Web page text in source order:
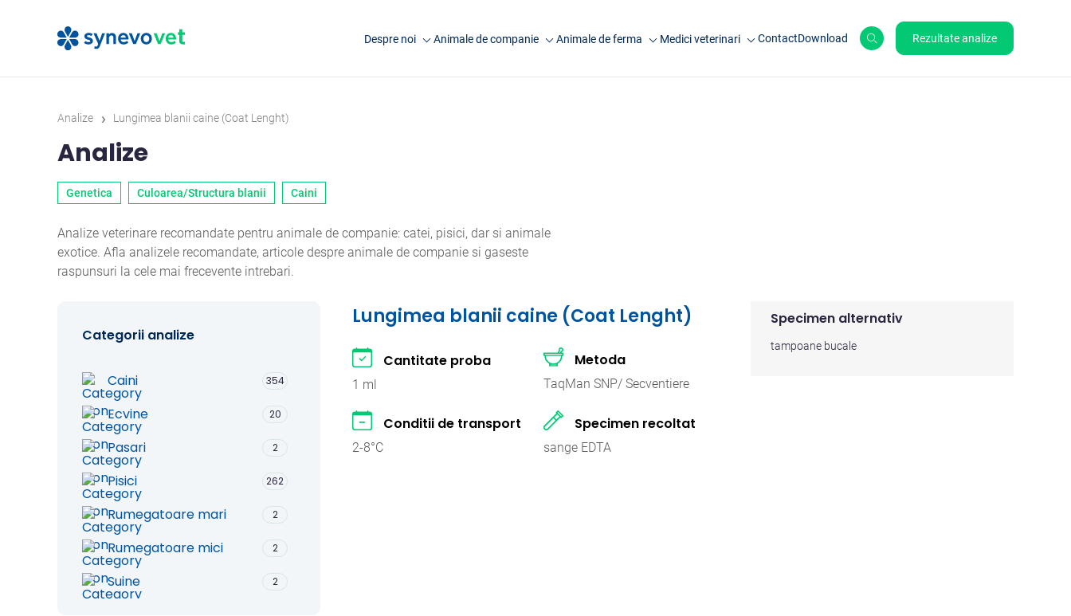
Despre noi
FAQ
Cercetare
Animale de companie Animale de ferma Medici veterinari ContactDownload Rezultate analize
Analize › Lungimea blanii caine (Coat Lenght)
Analize
Genetica Culoarea/Structura blanii Caini
Analize veterinare recomandate pentru animale de companie: catei, pisici, dar si animale
exotice. Afla analizele recomandate, articole despre animale de companie si gaseste
raspunsuri la cele mai frecevente intrebari.
Categorii analize
Caini 354
Ecvine 20
Pasari 2
Pisici 262
Rumegatoare mari 2
Rumegatoare mici 2
Suine 2
Lungimea blanii caine (Coat Lenght)
Cantitate proba
1 ml
Metoda
TaqMan SNP/ Secventiere
Conditii de transport
2-8°C
Specimen recoltat
sange EDTA
Specimen alternativ
tampoane bucale